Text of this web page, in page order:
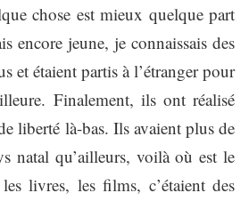
chose est mieux quelque part
encore jeune, je connaissais des
et étaient partis à l’étranger pour
Finalement, ils ont réalisé
liberté là-bas. Ils avaient plus de
natal qu’ailleurs, voilà où est le
livres, les films, c’étaient des